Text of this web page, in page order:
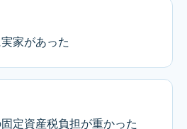
家があった
定資産税負担が重かった